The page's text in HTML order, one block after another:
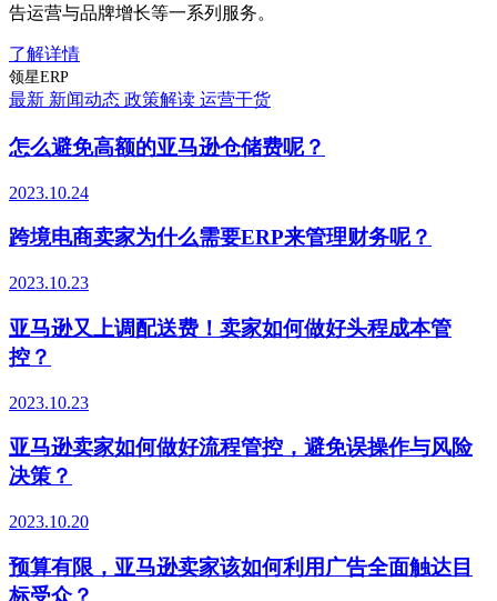
告运营与品牌增长等一系列服务。
了解详情
领星ERP
最新 新闻动态 政策解读 运营干货
怎么避免高额的亚马逊仓储费呢？
2023.10.24
跨境电商卖家为什么需要ERP来管理财务呢？
2023.10.23
亚马逊又上调配送费！卖家如何做好头程成本管
控？
2023.10.23
亚马逊卖家如何做好流程管控，避免误操作与风险
决策？
2023.10.20
预算有限，亚马逊卖家该如何利用广告全面触达目
标受众？